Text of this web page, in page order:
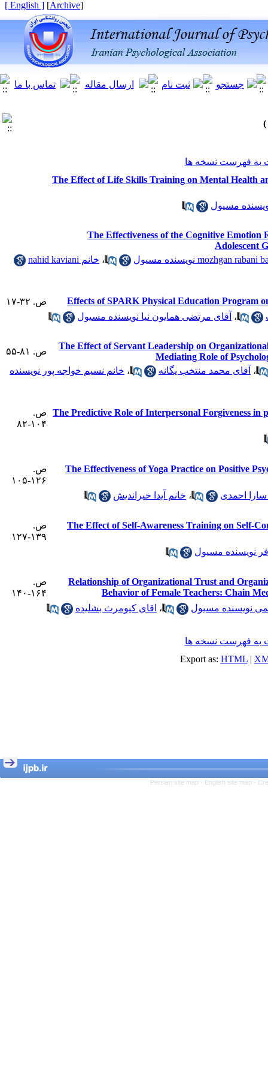
[
Archive
]
[ English ]
به فهرست نسخه ها
The Effect of Life Skills Training on Mental Health
The Effectiveness of the Cognitive
Adolescent
، خانم nahid kaviani
Effects of SPARK Physical Education Program
ص. ۳۲-۱۷
، آقای مرتضی همایون نیا نویسنده مسیول
The Effect of Servant Leadership on
Mediating Role of
ص. ۸۱-۵۵
، آقای محمد منتخب یگانه ، خانم نسیم خواجه پور نویسنده
The Predictive Role of Interpersonal Forgiveness ص.
۱۰۴-۸۲
The Effectiveness of Yoga Practice on Positive
ص.
۱۲۶-۱۰۵
سارا احمدی
، خانم آیدا خیراندیش
The Effect of Self-Awareness Training on Self-
ص.
۱۳۹-۱۲۷
نویسنده مسیول
Relationship of Organizational Trust and
Behavior of Female Teachers: Chain
ص.
۱۶۴-۱۴۰
نویسنده مسیول
، اقای کیومرث بشلیده
به فهرست نسخه ها
Export as: HTML|
Persian site map - English site map -